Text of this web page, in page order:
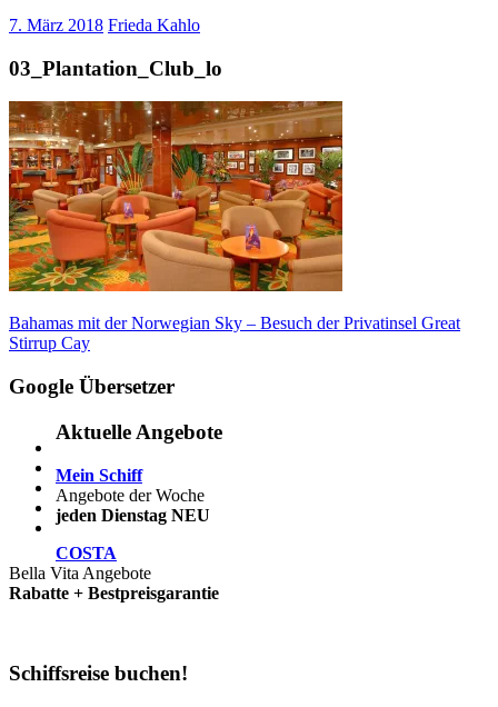
7. März 2018 Frieda Kahlo
03_Plantation_Club_lo
Beitragsnavigation
Vorheriger
Beitrag:
Bahamas mit der Norwegian Sky – Besuch der Privatinsel Great
Stirrup Cay
Google Übersetzer
Aktuelle Angebote
Mein Schiff
Angebote der Woche
jeden Dienstag NEU
COSTA
Bella Vita Angebote
Rabatte + Bestpreisgarantie
Schiffsreise buchen!